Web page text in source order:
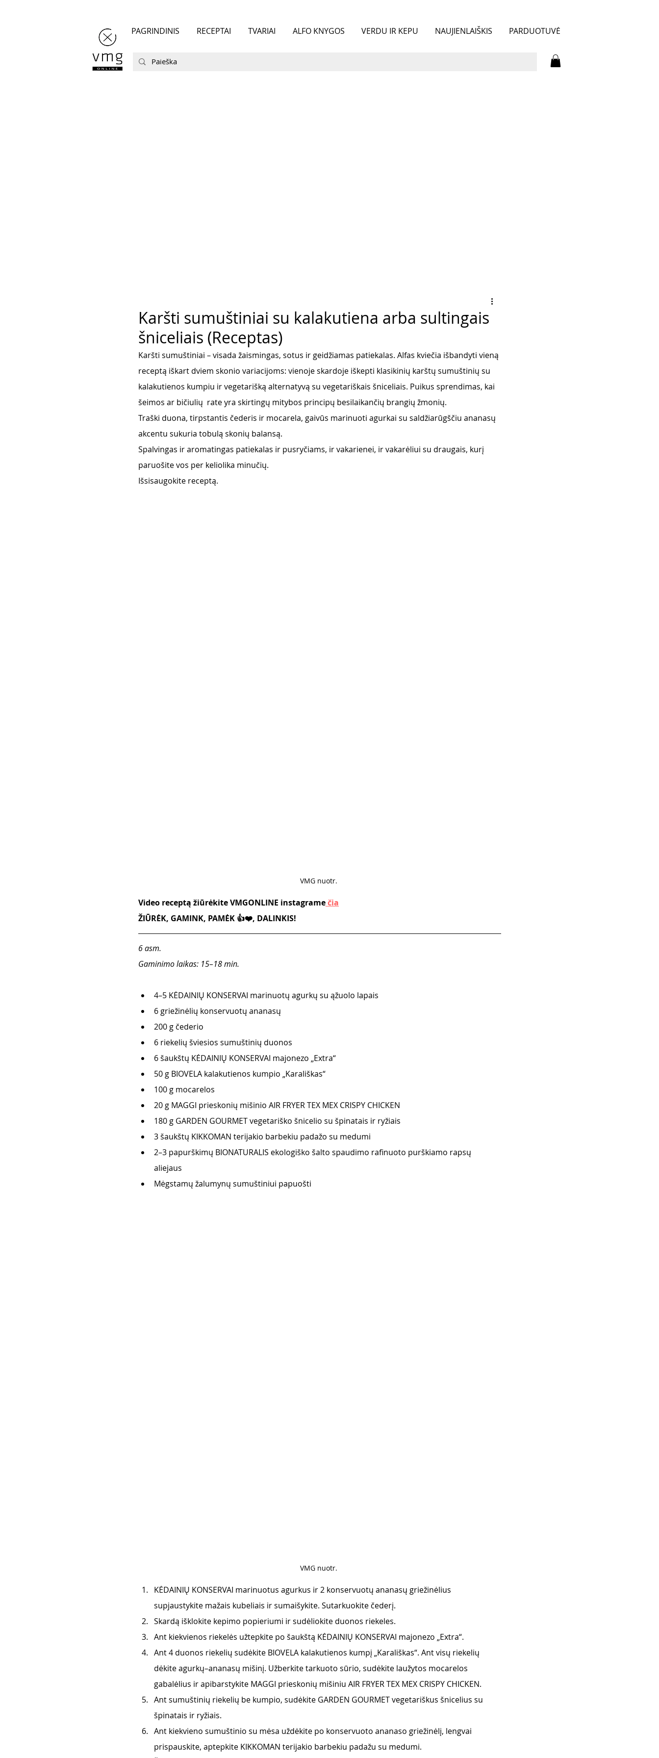
PAGRINDINIS RECEPTAI TVARIAI ALFO KNYGOS VERDU IR KEPU NAUJIENLAIŠKIS PARDUOTUVĖ
Karšti sumuštiniai su kalakutiena arba sultingais
šniceliais (Receptas)
Karšti sumuštiniai – visada žaismingas, sotus ir geidžiamas patiekalas. Alfas kviečia išbandyti vieną
receptą iškart dviem skonio variacijoms: vienoje skardoje iškepti klasikinių karštų sumuštinių su
kalakutienos kumpiu ir vegetarišką alternatyvą su vegetariškais šniceliais. Puikus sprendimas, kai
šeimos ar bičiulių  rate yra skirtingų mitybos principų besilaikančių brangių žmonių.
Traški duona, tirpstantis čederis ir mocarela, gaivūs marinuoti agurkai su saldžiarūgščiu ananasų
akcentu sukuria tobulą skonių balansą.
Spalvingas ir aromatingas patiekalas ir pusryčiams, ir vakarienei, ir vakarėliui su draugais, kurį
paruošite vos per keliolika minučių.
Išsisaugokite receptą.
VMG nuotr.
Video receptą žiūrėkite VMGONLINE instagramečia
ŽIŪRĖK, GAMINK, PAMĖK 👍❤️, DALINKIS!
6 asm.
Gaminimo laikas: 15–18 min.
4–5 KĖDAINIŲ KONSERVAI marinuotų agurkų su ąžuolo lapais
6 griežinėlių konservuotų ananasų
200 g čederio
6 riekelių šviesios sumuštinių duonos
6 šaukštų KĖDAINIŲ KONSERVAI majonezo „Extra“
50 g BIOVELA kalakutienos kumpio „Karališkas“
100 g mocarelos
20 g MAGGI prieskonių mišinio AIR FRYER TEX MEX CRISPY CHICKEN
180 g GARDEN GOURMET vegetariško šnicelio su špinatais ir ryžiais
3 šaukštų KIKKOMAN terijakio barbekiu padažo su medumi
2–3 papurškimų BIONATURALIS ekologiško šalto spaudimo rafinuoto purškiamo rapsų
aliejaus
Mėgstamų žalumynų sumuštiniui papuošti
VMG nuotr.
KĖDAINIŲ KONSERVAI marinuotus agurkus ir 2 konservuotų ananasų griežinėlius
supjaustykite mažais kubeliais ir sumaišykite. Sutarkuokite čederį.
Skardą išklokite kepimo popieriumi ir sudėliokite duonos riekeles.
Ant kiekvienos riekelės užtepkite po šaukštą KĖDAINIŲ KONSERVAI majonezo „Extra“.
Ant 4 duonos riekelių sudėkite BIOVELA kalakutienos kumpį „Karališkas“. Ant visų riekelių
dėkite agurkų–ananasų mišinį. Užberkite tarkuoto sūrio, sudėkite laužytos mocarelos
gabalėlius ir apibarstykite MAGGI prieskonių mišiniu AIR FRYER TEX MEX CRISPY CHICKEN.
Ant sumuštinių riekelių be kumpio, sudėkite GARDEN GOURMET vegetariškus šnicelius su
špinatais ir ryžiais.
Ant kiekvieno sumuštinio su mėsa uždėkite po konservuoto ananaso griežinėlį, lengvai
prispauskite, aptepkite KIKKOMAN terijakio barbekiu padažu su medumi.